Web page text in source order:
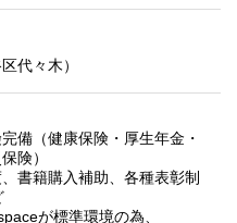
代々木）
備（健康保険・厚生年金・
険）
、書籍購入補助、各種表彰制
が標準環境の為、